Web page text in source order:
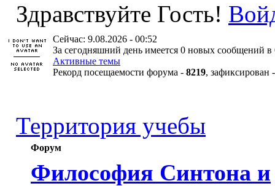
Здравствуйте Гость!
Сейчас: 9.08.2026 - 00:52
За сегодняшний день имеется 0 новых сообщений в
Активные темы
Рекорд посещаемости форума - 8219, зафиксирован
Территория учебы
Форум
Философия Синтона и